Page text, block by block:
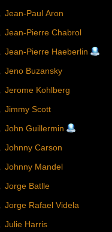
Jean-Paul Aron
Jean-Pierre Chabrol
Jean-Pierre Haeberlin
Jeno Buzansky
Jerome Kohlberg
Jimmy Scott
John Guillermin
Johnny Carson
Johnny Mandel
Jorge Batlle
Jorge Rafael Videla
Julie Harris